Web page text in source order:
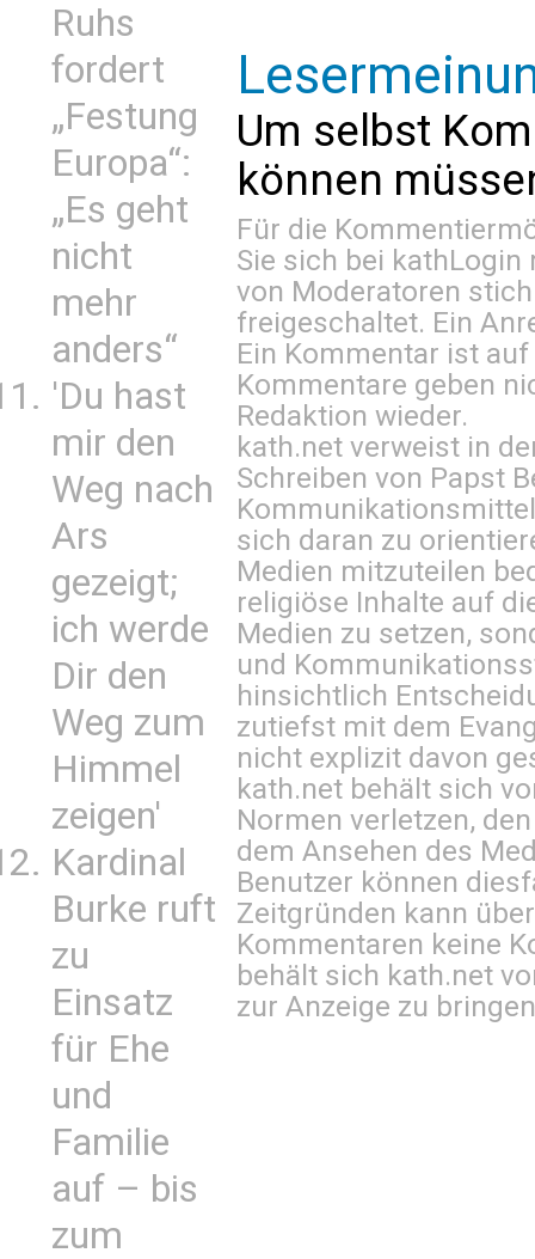
Ruhs
fordert
„Festung
Europa“:
„Es geht
nicht
mehr
anders“
'Du hast
mir den
Weg nach
Ars
gezeigt;
ich werde
Dir den
Weg zum
Himmel
zeigen'
Kardinal
Burke ruft
zu
Einsatz
für Ehe
und
Familie
auf – bis
zum
Um selbst
können
Für die
Sie sich bei kathLogin
von Moderatoren
freigeschaltet. Ein
Ein Kommentar ist
Kommentare geben
Redaktion wieder.
kath.net verweist in
Schreiben von Papst
sich daran zu
Medien mitzuteilen
religiöse Inhalte auf
Medien zu setzen,
und
hinsichtlich
zutiefst mit dem
nicht explizit davon
kath.net behält sich
Normen verletzen,
dem Ansehen des
Benutzer können
Zeitgründen kann
Kommentaren keine
behält sich kath.net
zur Anzeige zu